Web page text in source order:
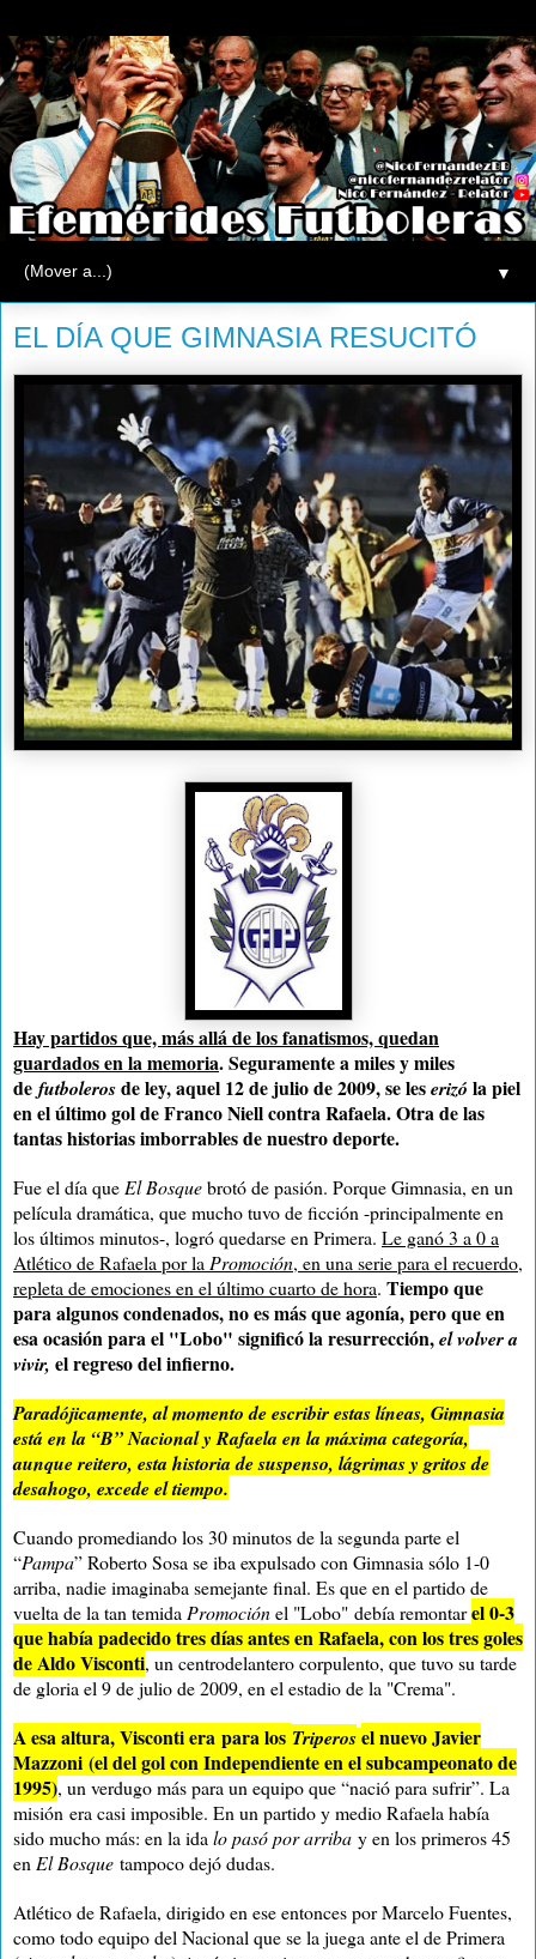
▼
jueves, 8 de diciembre de 2011
EL DÍA QUE GIMNASIA RESUCITÓ
Hay partidos que, más allá de los fanatismos, quedan
guardados en la memoria. Seguramente a miles y miles
de futbolerosde ley, aquel 12 de julio de 2009, se leserizó la piel
en el último gol de Franco Niell contra Rafaela. Otra de las
tantas historias imborrables de nuestro deporte.
Fue el día que ElBosquebrotó de pasión. Porque Gimnasia, en un
película dramática, que mucho tuvo de ficción -principalmente en
los últimos minutos-, logró quedarse en Primera. Le ganó 3 a 0 a
Atlético de Rafaela por la Promoción, en una serie para el recuerdo,
repleta de emociones en el último cuarto de hora. Tiempo que
para algunos condenados, no es más que agonía, pero que en
esa ocasión para el "Lobo" significó la resurrección,el volver a
vivir, el regreso del infierno.
Paradójicamente, al momento de escribir estas líneas, Gimnasia
está en la “B” Nacional y Rafaela en la máxima categoría,
aunque reitero, esta historia de suspenso, lágrimas y gritos de
desahogo, excede el tiempo.
Cuando promediando los 30 minutos de la segunda parte el
“Pampa” Roberto Sosa se iba expulsado con Gimnasia sólo 1-0
arriba, nadie imaginaba semejante final. Es que en el partido de
vuelta de la tan temida Promociónel "Lobo" debía remontarel 0-3
que había padecido tres días antes en Rafaela, con los tres goles
de Aldo Visconti, un centrodelantero corpulento, que tuvo su tarde
de gloria el 9 de julio de 2009, en el estadio de la "Crema".
A esa altura, Visconti era para los Triperosel nuevo Javier
Mazzoni (el del gol con Independiente en el subcampeonato de
1995), un verdugo más para un equipo que “nació para sufrir”. La
misión era casi imposible. En un partido y medio Rafaela había
sido mucho más: en la ida lo pasó por arriba y en los primeros 45
en ElBosque tampoco dejó dudas.
Atlético de Rafaela, dirigido en ese entonces por Marcelo Fuentes,
como todo equipo del Nacional que se la juega ante el de Primera